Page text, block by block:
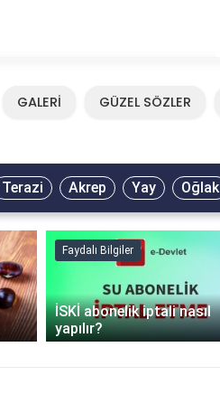
GALERİ GÜZEL SÖZLER
Terazi Akrep Yay Oğlak
Faydalı Bilgiler
İSKİ abonelik iptali nasıl
yapılır?